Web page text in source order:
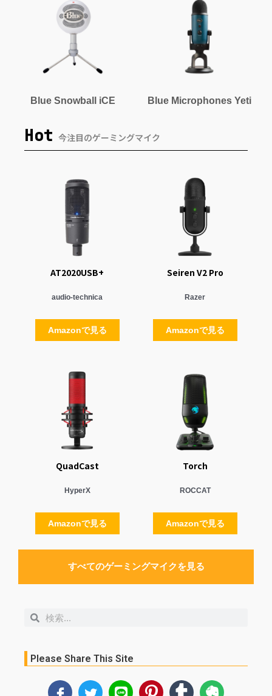
Blue Snowball iCE Blue Microphones Yeti
Hot 今注目のゲーミングマイク
AT2020USB+
audio-technica
Amazonで見る
Seiren V2 Pro
Razer
Amazonで見る
QuadCast
HyperX
Amazonで見る
Torch
ROCCAT
Amazonで見る
すべてのゲーミングマイクを見る
検
検
Please Share This Site